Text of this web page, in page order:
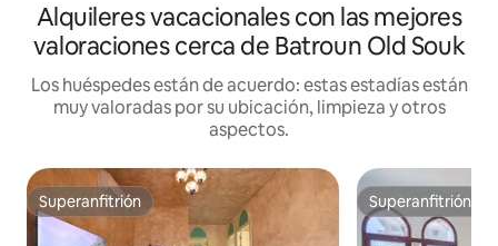
Alquileres vacacionales con las mejores
valoraciones cerca de Batroun Old Souk
Los huéspedes están de acuerdo: estas estadías están
muy valoradas por su ubicación, limpieza y otros
aspectos.
Superanfitrión
Superanfitrión Superanfitrión
Superanfitrión